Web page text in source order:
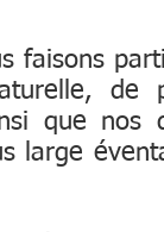
faisons
de
que nos
large